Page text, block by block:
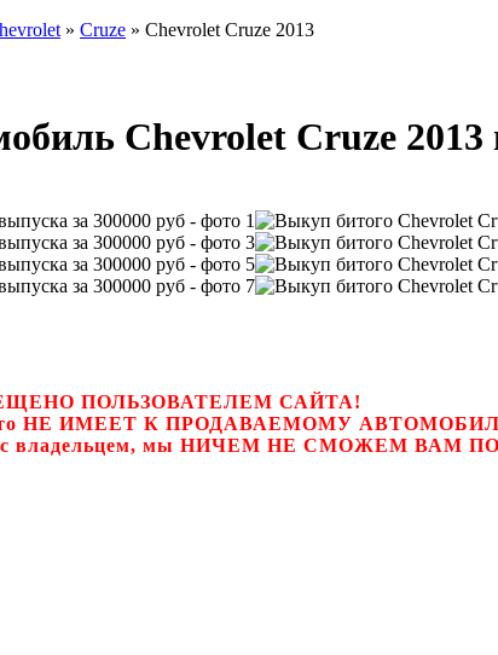
» Cruze » Chevrolet Cruze 2013
Chevrolet Cruze 2013
ПОЛЬЗОВАТЕЛЕМ САЙТА!
НЕ ИМЕЕТ К ПРОДАВАЕМОМУ
с владельцем, мы НИЧЕМ НЕ СМОЖЕМ ВАМ